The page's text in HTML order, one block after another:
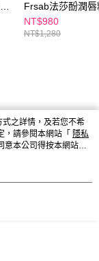
Frsab法莎酚潤唇
(9ml)
NT$980
NT$1,280
之詳情，及若您不希
，請參閱本網站「 隱私
意本公司得按本網站使